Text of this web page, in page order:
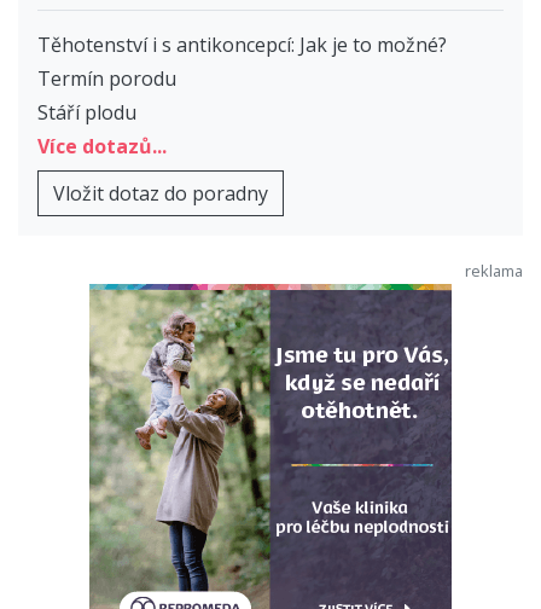
Těhotenství i s antikoncepcí: Jak je to možné?
Termín porodu
Stáří plodu
Více dotazů...
Vložit dotaz do poradny